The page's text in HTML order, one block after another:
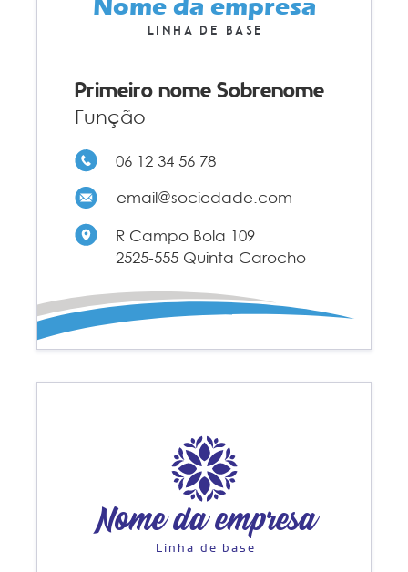
06 12 34 56 78
email@sociedade.com
R Campo Bola 109
2525-555 Quinta Carocho
Função
Primeiro nome Sobrenome
Nome da empresa
Linha de base
Nome da empresa
Linha de base